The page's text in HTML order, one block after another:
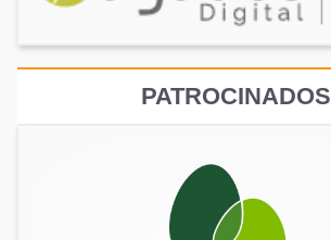
PATROCINADOS